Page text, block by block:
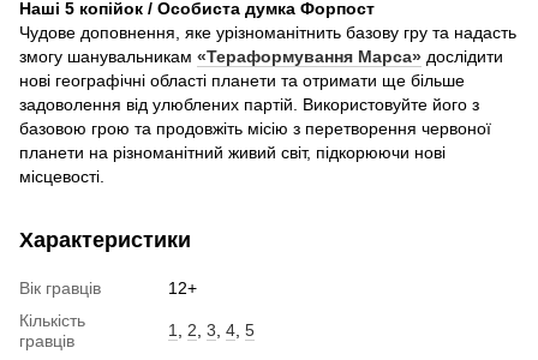
Наші 5 копійок / Особиста думка Форпост
Чудове доповнення, яке урізноманітнить базову гру та надасть
змогу шанувальникам «Тераформування Марса» дослідити
нові географічні області планети та отримати ще більше
задоволення від улюблених партій. Використовуйте його з
базовою грою та продовжіть місію з перетворення червоної
планети на різноманітний живий світ, підкорюючи нові
місцевості.
Характеристики
Вік гравців
12+
Кількість
гравців
1 2 3 4 5